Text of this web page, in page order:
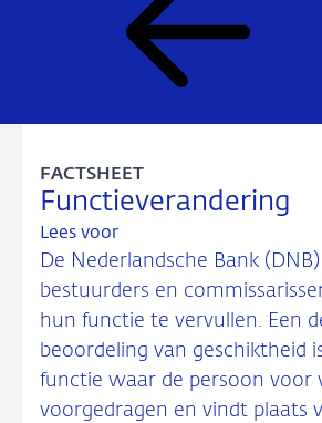
Functieverandering
FACTSHEET
Lees voor
De Nederlandsche Bank
bestuurders en
hun functie te vervullen. Een
beoordeling van geschiktheid
functie waar de persoon voor
voorgedragen en vindt plaats